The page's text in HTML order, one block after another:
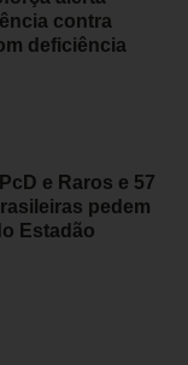
contra
deficiência
e Raros e 57
pedem
Estadão